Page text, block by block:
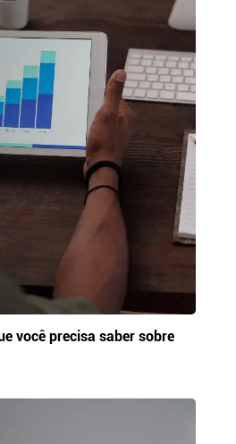
você precisa saber sobre